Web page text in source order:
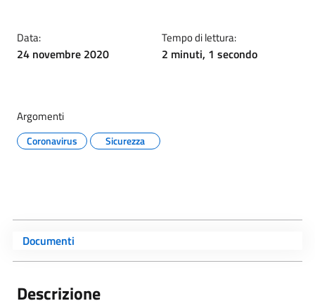
Data:
24 novembre 2020
Tempo di lettura:
2 minuti, 1 secondo
Argomenti
Coronavirus Sicurezza
Documenti
Descrizione